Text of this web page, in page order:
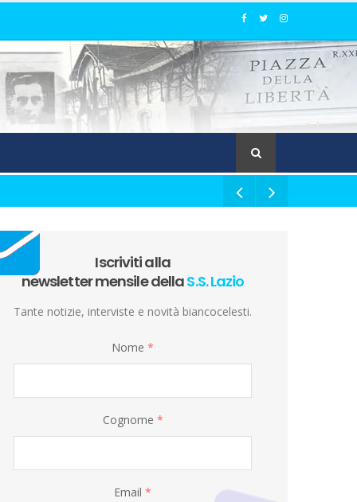
Iscriviti alla
newsletter mensile dellaS.S. Lazio
Tante notizie, interviste e novità biancocelesti.
Nome*
Cognome *
Email*